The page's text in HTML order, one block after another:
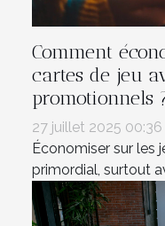
Comment
cartes de jeu
promotionnels
27 juillet 2025 00:36
Économiser sur les
primordial, surtout